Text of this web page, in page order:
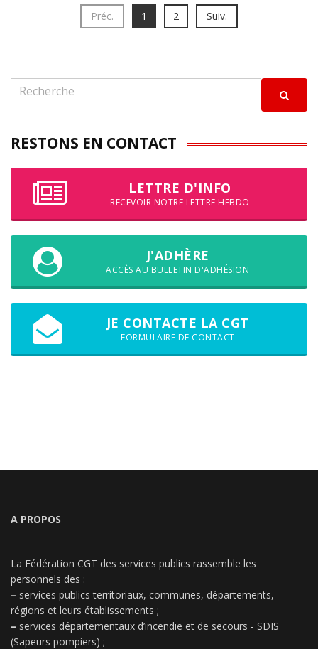
Préc. 1 2 Suiv.
RESTONS EN CONTACT
LETTRE D'INFO
RECEVOIR NOTRE LETTRE HEBDO
J'ADHÈRE
ACCÈS AU BULLETIN D'ADHÉSION
JE CONTACTE LA CGT
FORMULAIRE DE CONTACT
A PROPOS
La Fédération CGT des services publics rassemble les
personnels des :
– services publics territoriaux, communes, départements,
régions et leurs établissements ;
– services départementaux d’incendie et de secours - SDIS
(Sapeurs pompiers) ;